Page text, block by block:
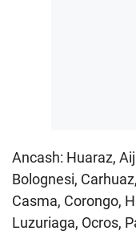
Ancash: Huaraz,
Bolognesi,
Casma, Corongo,
Luzuriaga, Ocros,